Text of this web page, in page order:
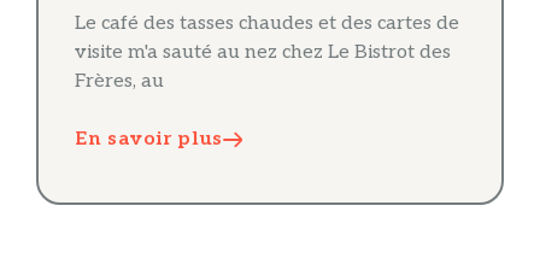
Le café des tasses chaudes et des cartes de
visite m'a sauté au nez chez Le Bistrot des
Frères, au
En savoir plus